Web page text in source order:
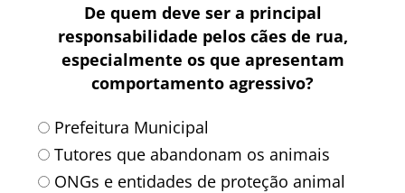
De quem deve ser a principal
responsabilidade pelos cães de rua,
especialmente os que apresentam
comportamento agressivo?
Prefeitura Municipal
Tutores que abandonam os animais
ONGs e entidades de proteção animal